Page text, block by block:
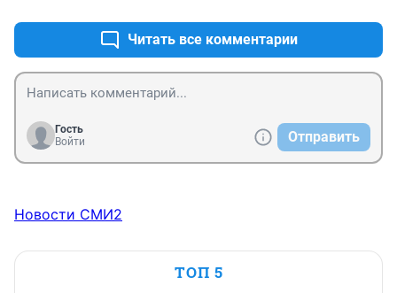
Читать все комментарии
Гость
Войти
Отправить
Новости СМИ2
ТОП 5